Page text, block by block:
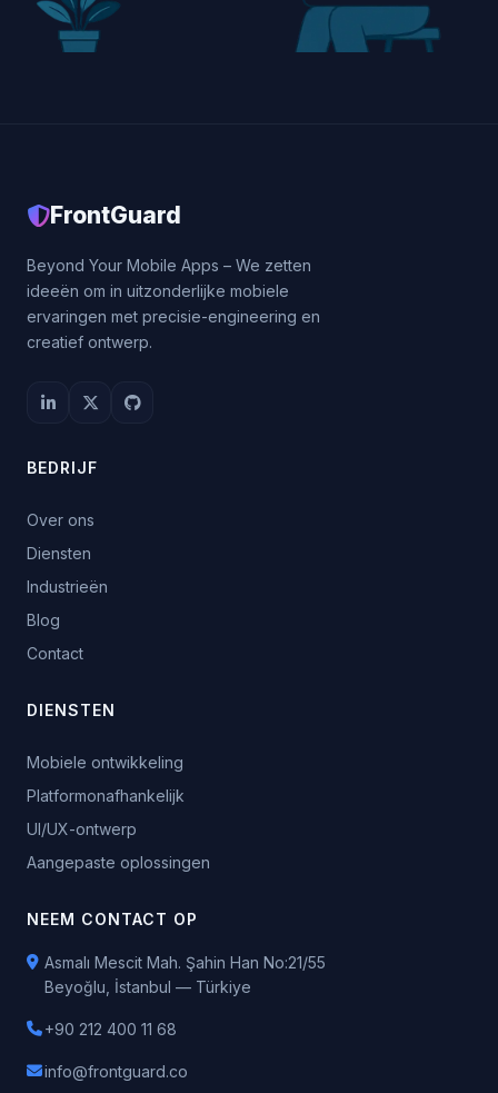
FrontGuard
Beyond Your Mobile Apps – We zetten
ideeën om in uitzonderlijke mobiele
ervaringen met precisie-engineering en
creatief ontwerp.
BEDRIJF
Over ons
Diensten
Industrieën
Blog
Contact
DIENSTEN
Mobiele ontwikkeling
Platformonafhankelijk
UI/UX-ontwerp
Aangepaste oplossingen
NEEM CONTACT OP
Asmalı Mescit Mah. Şahin Han No:21/55
Beyoğlu, İstanbul — Türkiye
+90 212 400 11 68
info@frontguard.co